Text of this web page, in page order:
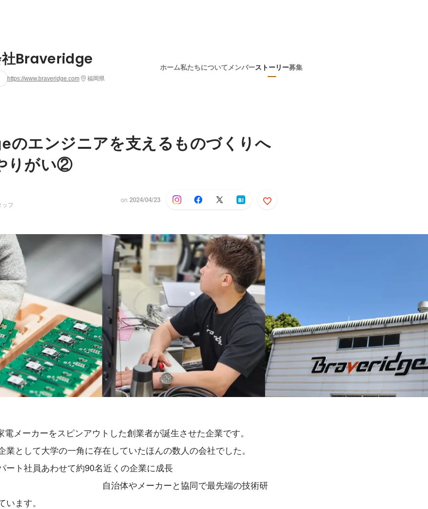
社Braveridge
https://www.braveridge.com 福岡県
ホーム私たちについて メンバーストーリー募集
のエンジニアを支えるものづくりへ
りがい②
フ
on 2024/04/23
メーカーをスピンアウトした創業者が誕生させた企業です。
業として大学の一角に存在していたほんの数人の会社でした。
ート社員あわせて約90名近くの企業に成長
　　　　　　　　　　　自治体やメーカーと協同で最先端の技術研
ます。